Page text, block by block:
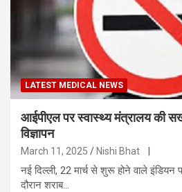
LATEST MEDICAL NEWS
आईपीएल पर स्वास्थ्य मंत्रालय की
विज्ञापन
March 11, 2025 Nishi Bhat
नई दिल्ली, 22 मार्च से शुरू होने वाले इंडियन
दौरान शराब…